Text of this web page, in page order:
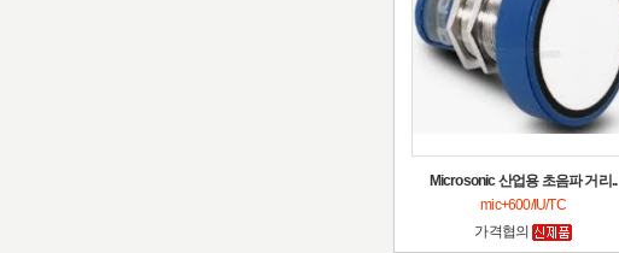
Microsonic 산업용 초음파 거리..
mic+600/IU/TC
가격협의